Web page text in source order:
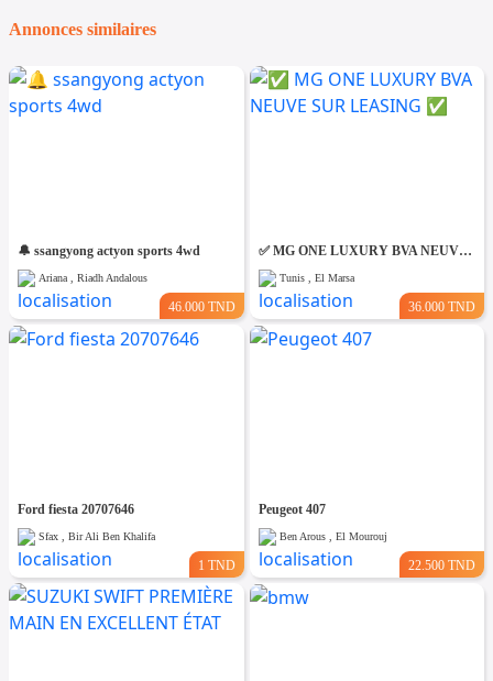
Annonces similaires
🔔 ssangyong actyon sports 4wd
Ariana , Riadh Andalous
46.000 TND
✅ MG ONE LUXURY BVA NEUVE SUR LEASING ✅
Tunis , El Marsa
36.000 TND
Ford fiesta 20707646
Sfax , Bir Ali Ben Khalifa
1 TND
Peugeot 407
Ben Arous , El Mourouj
22.500 TND